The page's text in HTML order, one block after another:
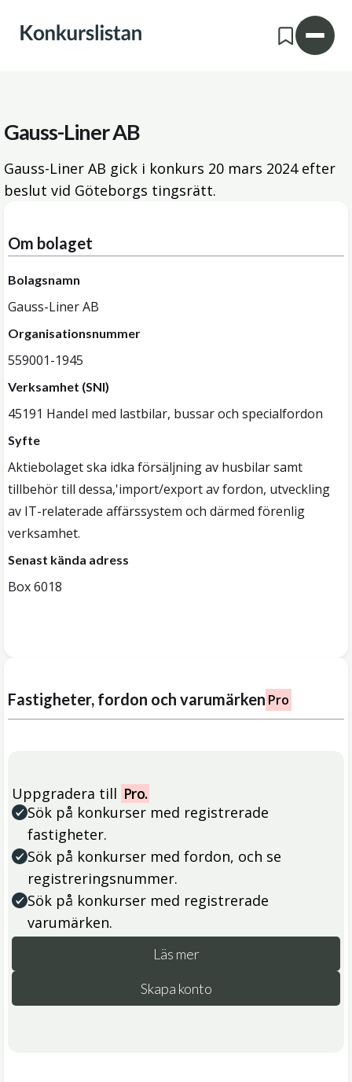
Gauss-Liner AB
Gauss-Liner AB gick i konkurs 20 mars 2024efter
beslut vid Göteborgs tingsrätt.
Om bolaget
Bolagsnamn
Gauss-Liner AB
Organisationsnummer
559001-1945
Verksamhet (SNI)
45191 Handel med lastbilar, bussar och specialfordon
Syfte
Aktiebolaget ska idka försäljning av husbilar samt
tillbehör till dessa,'import/export av fordon, utveckling
av IT-relaterade affärssystem och därmed förenlig
verksamhet.
Senast kända adress
Box 6018
Fastigheter, fordon och varumärken Pro
Uppgradera till Pro.
Sök på konkurser med registrerade
fastigheter.
Sök på konkurser med fordon, och se
registreringsnummer.
Sök på konkurser med registrerade
varumärken.
Läs mer
Skapa konto